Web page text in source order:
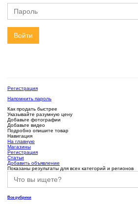
Войти
Регистрация
Напомнить пароль
Как продать быстрее
Указывайте разумную цену
Добавьте фотографии
Добавьте видео
Подробно опишите товар
Навигация
На главную
Магазины
Регистрация
Статьи
Добавить объявление
Показаны результаты для всех категорий и регионов
Все рубрики